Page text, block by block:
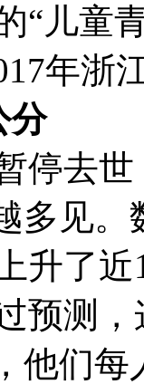
“儿童
年浙
分
去世
多见
升了
预测
他们